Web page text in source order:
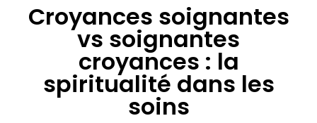
Croyances soignantes
vs soignantes
croyances : la
spiritualité dans les
soins